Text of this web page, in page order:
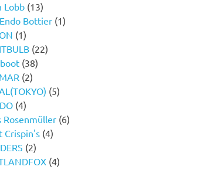
Lobb (13)
Bottier (1)
(1)
(22)
(38)
(2)
(5)
(4)
Rosenmüller (6)
Crispin's (4)
(2)
(4)